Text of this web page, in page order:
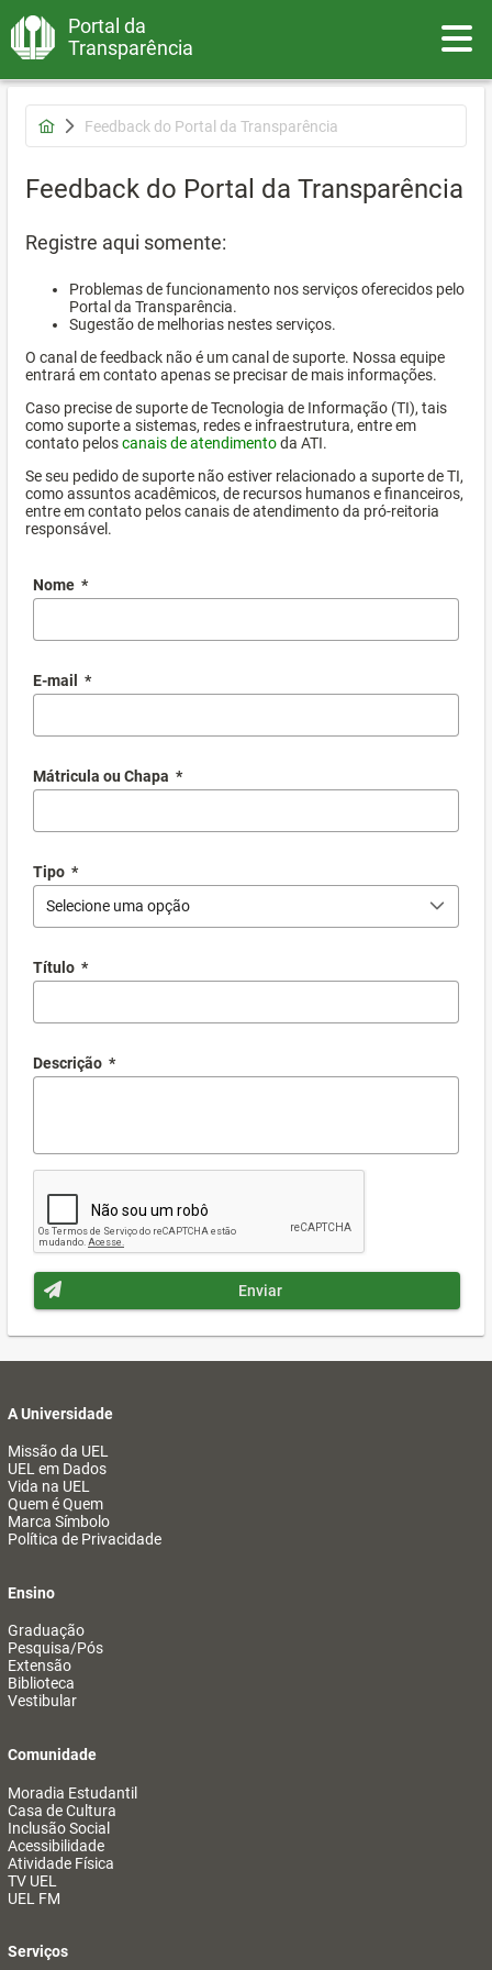
Portal da
Transparência
Feedback do Portal da Transparência
Feedback do Portal da Transparência
Registre aqui somente:
Problemas de funcionamento nos serviços oferecidos pelo
Portal da Transparência.
Sugestão de melhorias nestes serviços.
O canal de feedback não é um canal de suporte. Nossa equipe
entrará em contato apenas se precisar de mais informações.
Caso precise de suporte de Tecnologia de Informação (TI), tais
como suporte a sistemas, redes e infraestrutura, entre em
contato peloscanais de atendimentoda ATI.
Se seu pedido de suporte não estiver relacionado a suporte de TI,
como assuntos acadêmicos, de recursos humanos e financeiros,
entre em contato pelos canais de atendimento da pró-reitoria
responsável.
Nome *
E-mail *
Mátricula ou Chapa *
Tipo *
Selecione uma opção
Título *
Descrição *
Enviar
A Universidade
Missão da UEL
UEL em Dados
Vida na UEL
Quem é Quem
Marca Símbolo
Política de Privacidade
Ensino
Graduação
Pesquisa/Pós
Extensão
Biblioteca
Vestibular
Comunidade
Moradia Estudantil
Casa de Cultura
Inclusão Social
Acessibilidade
Atividade Física
TV UEL
UEL FM
Serviços